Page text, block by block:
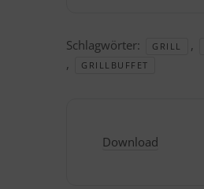
Schlagwörter: GRILL ,
, GRILLBUFFET
Download